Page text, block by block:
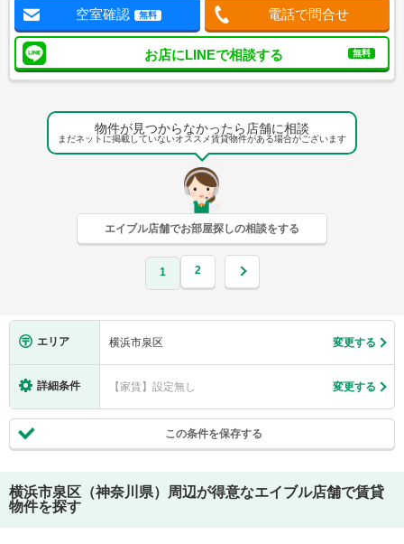
空室確認 無料 電話で問合せ
お店にLINEで相談する 無料
物件が見つからなかったら店舗に相談
まだネットに掲載していないオススメ賃貸物件がある場合がございます
エイブル店舗でお部屋探しの相談をする
1 2
エリア 横浜市泉区 変更する
詳細条件 【家賃】設定無し 変更する
この条件を保存する
横浜市泉区（神奈川県）
周辺が得意なエイブル店舗で賃貸
物件を探す